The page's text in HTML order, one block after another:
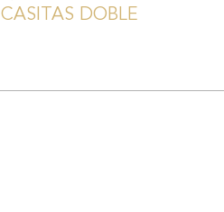
CASITAS DOBLE